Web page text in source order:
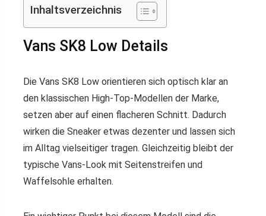
Inhaltsverzeichnis
Vans SK8 Low Details
Die Vans SK8 Low orientieren sich optisch klar an
den klassischen High-Top-Modellen der Marke,
setzen aber auf einen flacheren Schnitt. Dadurch
wirken die Sneaker etwas dezenter und lassen sich
im Alltag vielseitiger tragen. Gleichzeitig bleibt der
typische Vans-Look mit Seitenstreifen und
Waffelsohle erhalten.